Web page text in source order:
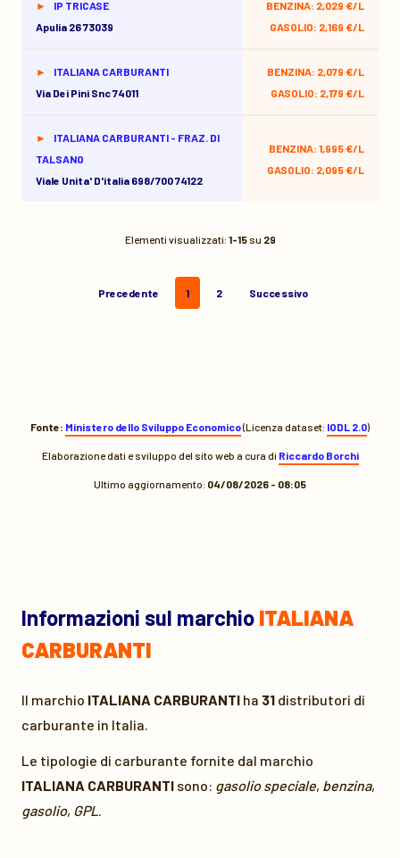
IP TRICASE
Apulia 26 73039
BENZINA: 2,029 €/L
GASOLIO: 2,169 €/L
ITALIANA CARBURANTI
Via Dei Pini Snc 74011
BENZINA: 2,079 €/L
GASOLIO: 2,179 €/L
ITALIANA CARBURANTI - FRAZ. DI
TALSANO
Viale Unita' D'italia 698/700 74122
BENZINA: 1,995 €/L
GASOLIO: 2,095 €/L
Elementi visualizzati: 1-15su 29
Precedente 1 2 Successivo
Fonte: Ministero dello Sviluppo Economico(Licenza dataset: IODL 2.0)
Elaborazione dati e sviluppo del sito web a cura di Riccardo Borchi
Ultimo aggiornamento: 04/08/2026 - 08:05
Informazioni sul marchio ITALIANA
CARBURANTI
Il marchio ITALIANA CARBURANTI ha 31 distributori di
carburante in Italia.
Le tipologie di carburante fornite dal marchio
ITALIANA CARBURANTI sono: gasolio speciale, benzina,
gasolio, GPL.